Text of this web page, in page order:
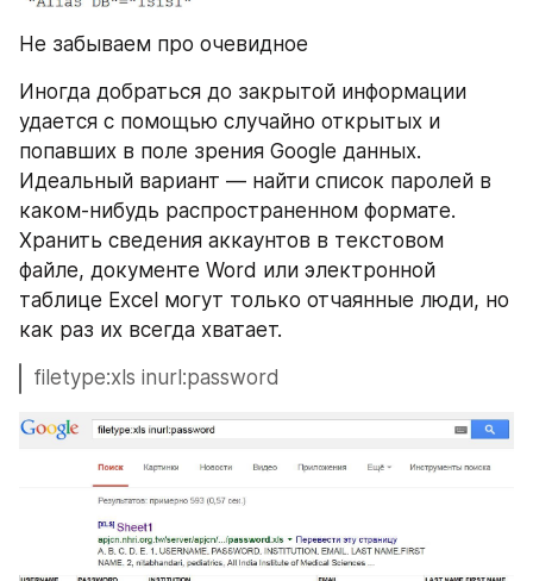
Не забываем про очевидное
Иногда добраться до закрытой информации
удается с помощью случайно открытых и
попавших в поле зрения Google данных.
Идеальный вариант — найти список паролей в
каком-нибудь распространенном формате.
Хранить сведения аккаунтов в текстовом
файле, документе Word или электронной
таблице Excel могут только отчаянные люди, но
как раз их всегда хватает.
filetype:xls inurl:password